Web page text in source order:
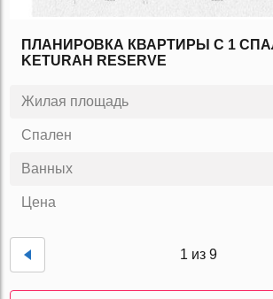
ПЛАНИРОВКА КВАРТИРЫ C 1
KETURAH RESERVE
Жилая площадь
Спален
Ванных
Цена
1 из 9